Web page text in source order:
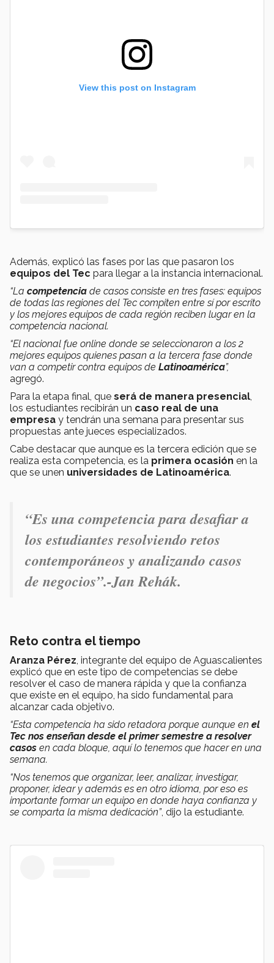
View this post on Instagram
Además, explicó las fases por las que pasaron los
equipos del Tec para llegar a la instancia internacional.
“La competencia de casos consiste en tres fases: equipos
de todas las regiones del Tec compiten entre sí por escrito
y los mejores equipos de cada región reciben lugar en la
competencia nacional.
“El nacional fue online donde se seleccionaron a los 2
mejores equipos quienes pasan a la tercera fase donde
van a competir contra equipos de Latinoamérica”,
agregó.
Para la etapa final, que será de manera presencial,
los estudiantes recibirán un caso real de una
empresa y tendrán una semana para presentar sus
propuestas ante jueces especializados.
Cabe destacar que aunque es la tercera edición que se
realiza esta competencia, es la primera ocasión en la
que se unen universidades de Latinoamérica.
“Es una competencia para desafiar a
los estudiantes resolviendo retos
contemporáneos y analizando casos
de negocios”.-Jan Rehák.
Reto contra el tiempo
Aranza Pérez, integrante del equipo de Aguascalientes
explicó que en este tipo de competencias se debe
resolver el caso de manera rápida y que la confianza
que existe en el equipo, ha sido fundamental para
alcanzar cada objetivo.
“Esta competencia ha sido retadora porque aunque en el
Tec nos enseñan desde el primer semestre a resolver
casos en cada bloque, aquí lo tenemos que hacer en una
semana.
“Nos tenemos que organizar, leer, analizar, investigar,
proponer, idear y además es en otro idioma, por eso es
importante formar un equipo en donde haya confianza y
se comparta la misma dedicación”, dijo la estudiante.